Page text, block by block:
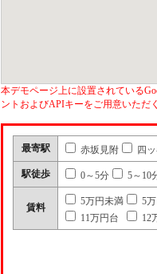
本デモページ上に設置されている
ントおよびAPIキーをご用意いただ
最寄駅 赤坂見附 四
駅徒歩 0～5分 5～10
賃料
5万円未満
5
11万円台
12